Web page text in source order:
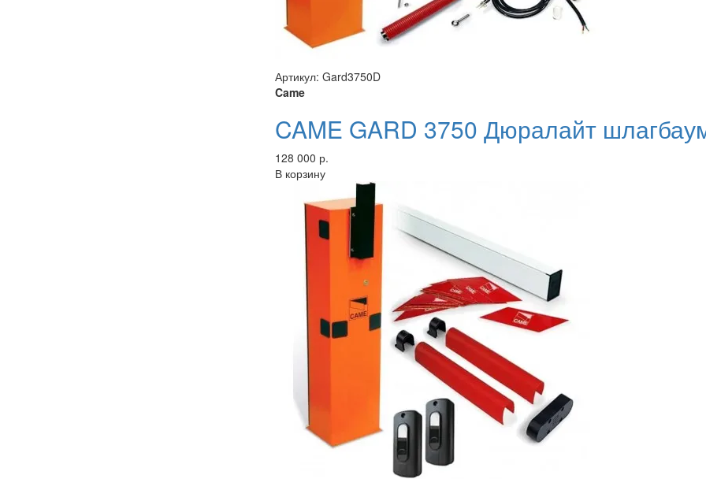
Артикул: Gard3750D
Came
CAME GARD 3750 Дюралайт
128 000 р.
В корзину